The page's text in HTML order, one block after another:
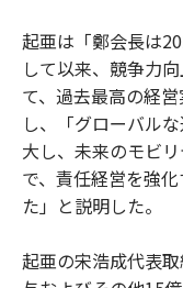
起亜は「鄭会長は
して以来、競争力
て、過去最高の経
し、「グローバル
大し、未来のモビ
で、責任経営を強
た」と説明した。
起亜の宋浩成代表